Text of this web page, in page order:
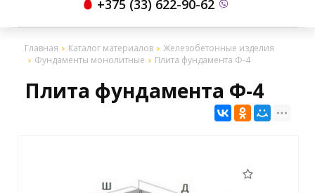
+375 (33) 622-90-62
Главная Каталог материалов
Железобетонные изделия
Фундаменты монолитные
Плита фундамента Ф-4
Плита фундамента Ф-4